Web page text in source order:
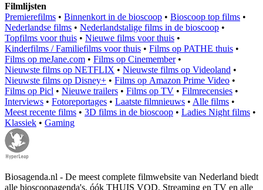
Filmlijsten
Premierefilms • Binnenkort in de bioscoop • Bioscoop top films •
Nederlandse films • Nederlandstalige films in de bioscoop •
Topfilms voor thuis • Nieuwe films voor thuis •
Kinderfilms / Familiefilms voor thuis • Films op PATHE thuis •
Films op meJane.com • Films op Cinemember•
Nieuwste films op NETFLIX • Nieuwste films op Videoland •
Nieuwste films op Disney+ • Films op Amazon Prime Video •
Films op Picl • Nieuwe trailers • Films op TV • Filmrecensies •
Interviews • Fotoreportages • Laatste filmnieuws • Alle films •
Meest recente films • 3D films in de bioscoop • Ladies Night films •
Klassiek • Gaming
Biosagenda.nl - De meest complete filmwebsite van Nederland biedt
alle bioscoopagenda's, óók THUIS VOD, Streaming en TV en alle